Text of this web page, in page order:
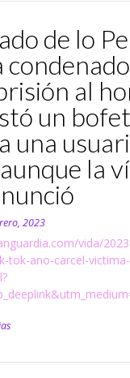
de lo
al
un
una
la
2023
vida/
tok-ano-carcel-